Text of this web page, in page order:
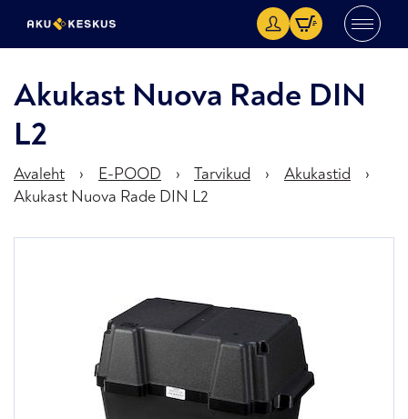
Akukast Nuova Rade DIN
L2
Avaleht › E-POOD › Tarvikud › Akukastid
›
Akukast Nuova Rade DIN L2